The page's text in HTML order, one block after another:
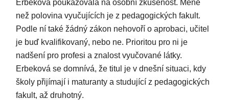
Erbeková poukazovala na osobní zkušenost. Méně
než polovina vyučujících je z pedagogických fakult.
Podle ní také žádný zákon nehovoří o aprobaci, učitel
je buď kvalifikovaný, nebo ne. Prioritou pro ni je
nadšení pro profesi a znalost vyučované látky.
Erbeková se domnívá, že titul je v dnešní situaci, kdy
školy přijímají i maturanty a studující z pedagogických
fakult, až druhotný.